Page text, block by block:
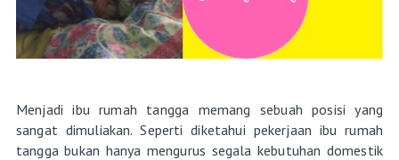
Menjadi ibu rumah tangga memang sebuah posisi yang
sangat dimuliakan. Seperti diketahui pekerjaan ibu rumah
tangga bukan hanya mengurus segala kebutuhan domestik